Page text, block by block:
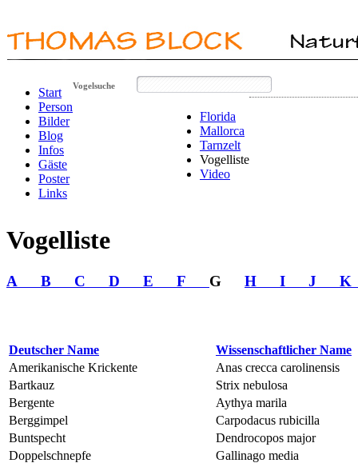
Start
Person
Bilder
Blog
Infos
Gäste
Poster
Links
Vogelsuche
Florida
Mallorca
Tarnzelt
Vogelliste
Video
Vogelliste
A B C D E F G H I J
Deutscher Name
Wissenschaftlicher Name
Amerikanische Krickente
Anas crecca carolinensis
Bartkauz
Strix nebulosa
Bergente
Aythya marila
Berggimpel
Carpodacus rubicilla
Buntspecht
Dendrocopos major
Doppelschnepfe
Gallinago media